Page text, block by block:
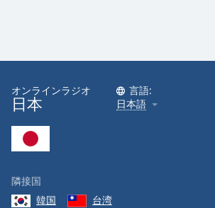
オンラインラジオ
日本
言語:
日本語
隣接国
韓国
台湾